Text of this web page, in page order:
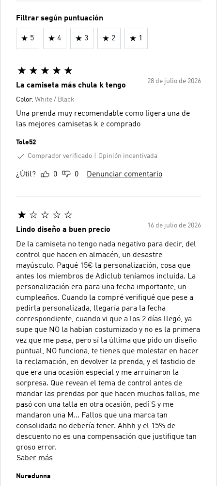
Filtrar según puntuación
5 4 3 2 1
28 de julio de 2026
La camiseta más chula k tengo
Color: White / Black
Una prenda muy recomendable como ligera una de
las mejores camisetas k e comprado
Tole52
Comprador verificado
Opinión incentivada
¿Útil? 0 0 Denunciar comentario
16 de julio de 2026
Lindo diseño a buen precio
De la camiseta no tengo nada negativo para decir, del
control que hacen en almacén, un desastre
mayúsculo. Pagué 15€ la personalización, cosa que
antes los miembros de Adiclub teníamos incluida. La
personalización era para una fecha importante, un
cumpleaños. Cuando la compré verifiqué que pese a
pedirla personalizada, llegaría para la fecha
correspondiente, cuando vi que a los 2 días llegó, ya
supe que NO la habían costumizado y no es la primera
vez que me pasa, pero sí la última que pido un diseño
puntual, NO funciona, te tienes que molestar en hacer
la reclamación, en devolver la prenda, y el fastidio de
que era una ocasión especial y me arruinaron la
sorpresa. Que revean el tema de control antes de
mandar las prendas por que hacen muchos fallos, me
pasó con una talla en otra ocasión, pedí S y me
mandaron una M... Fallos que una marca tan
consolidada no debería tener. Ahhh y el 15% de
descuento no es una compensación que justifique tan
groso error.
Saber más
Nuredunna